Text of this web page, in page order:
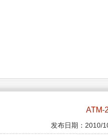
ATM-
发布日期：2010/